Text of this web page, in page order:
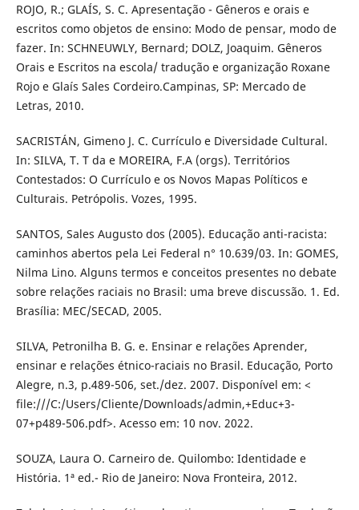
ROJO, R.; GLAÍS, S. C. Apresentação - Gêneros e orais e
escritos como objetos de ensino: Modo de pensar, modo de
fazer. In: SCHNEUWLY, Bernard; DOLZ, Joaquim. Gêneros
Orais e Escritos na escola/ tradução e organização Roxane
Rojo e Glaís Sales Cordeiro.Campinas, SP: Mercado de
Letras, 2010.
SACRISTÁN, Gimeno J. C. Currículo e Diversidade Cultural.
In: SILVA, T. T da e MOREIRA, F.A (orgs). Territórios
Contestados: O Currículo e os Novos Mapas Políticos e
Culturais. Petrópolis. Vozes, 1995.
SANTOS, Sales Augusto dos (2005). Educação anti-racista:
caminhos abertos pela Lei Federal n° 10.639/03. In: GOMES,
Nilma Lino. Alguns termos e conceitos presentes no debate
sobre relações raciais no Brasil: uma breve discussão. 1. Ed.
Brasília: MEC/SECAD, 2005.
SILVA, Petronilha B. G. e. Ensinar e relações Aprender,
ensinar e relações étnico-raciais no Brasil. Educação, Porto
Alegre, n.3, p.489-506, set./dez. 2007. Disponível em: <
file:///C:/Users/Cliente/Downloads/admin,+Educ+3-
07+p489-506.pdf>. Acesso em: 10 nov. 2022.
SOUZA, Laura O. Carneiro de. Quilombo: Identidade e
História. 1ª ed.- Rio de Janeiro: Nova Fronteira, 2012.